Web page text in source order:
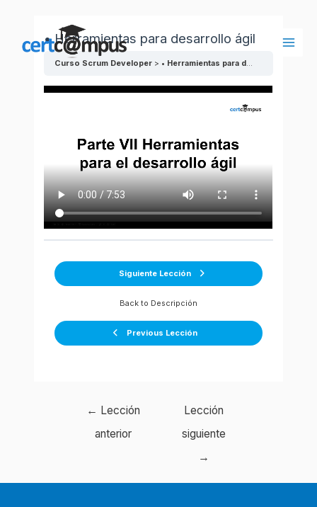
contenido
• Herramientas para desarrollo ágil
Curso Scrum Developer • Herramientas para desarrollo ágil
Previous Lección
Back to Descripción
Siguiente Lección
Navegación
← Lección
anterior
Lección
siguiente
→